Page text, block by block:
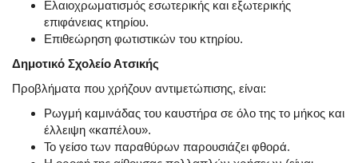
Ελαιοχρωματισμός εσωτερικής και εξωτερικής
επιφάνειας κτηρίου.
Επιθεώρηση φωτιστικών του κτηρίου.
Δημοτικό Σχολείο Ατσικής
Προβλήματα που χρήζουν αντιμετώπισης, είναι:
Ρωγμή καμινάδας του καυστήρα σε όλο της το μήκος και
έλλειψη «καπέλου».
Το γείσο των παραθύρων παρουσιάζει φθορά.